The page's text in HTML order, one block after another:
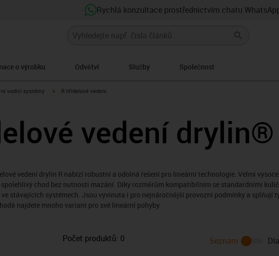
Rychlá konzultace prostřednictvím chatu
o výrobku Odvětví Služby Společnost
arrow-right
vodicí systémy igus-icon-arrow-right
R hřídelové vedení
vedení drylin®
vedení drylin R nabízí robustní a odolná řešení pro lineární technologie. Velmi
chod bez nutnosti mazání. Díky rozměrům kompatibilním se standardními
stávajících systémech. Jsou vyvinuta i pro nejnáročnější provozní podmínky a splňují
najdete mnoho variant pro své lineární pohyby.
Počet produktů: 0 Seznam